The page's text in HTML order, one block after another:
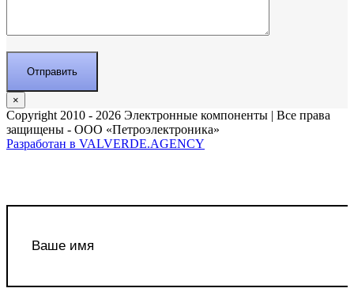
×
Copyright 2010 - 2026 Электронные компоненты | Все права
защищены - ООО «Петроэлектроника»
Разработан в VALVERDE.AGENCY